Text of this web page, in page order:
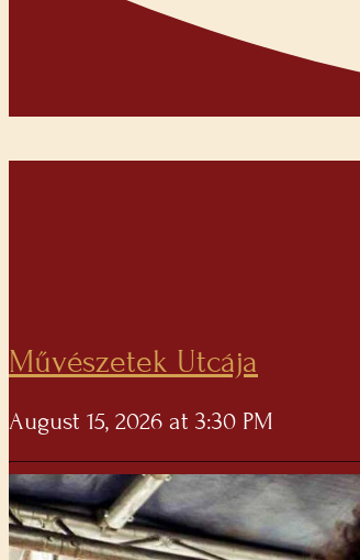
Művészetek Utcája
August 15, 2026 at 3:30 PM